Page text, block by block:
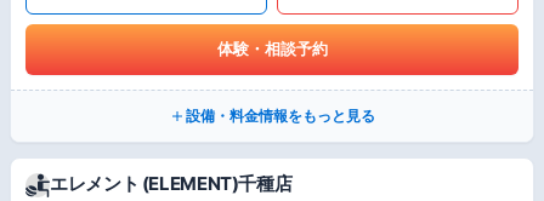
体験・相談予約
設備・料金情報をもっと見る
エレメント (ELEMENT)千種店